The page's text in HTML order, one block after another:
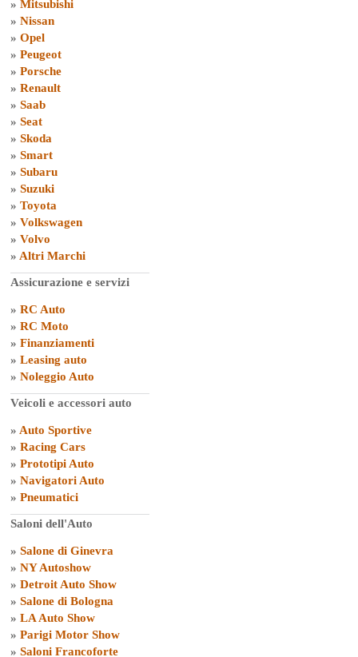
» Mitsubishi
» Nissan
» Opel
» Peugeot
» Porsche
» Renault
» Saab
» Seat
» Skoda
» Smart
» Subaru
» Suzuki
» Toyota
» Volkswagen
» Volvo
» Altri Marchi
Assicurazione e servizi
» RC Auto
» RC Moto
» Finanziamenti
» Leasing auto
» Noleggio Auto
Veicoli e accessori auto
» Auto Sportive
» Racing Cars
» Prototipi Auto
» Navigatori Auto
» Pneumatici
Saloni dell'Auto
» Salone di Ginevra
» NY Autoshow
» Detroit Auto Show
» Salone di Bologna
» LA Auto Show
» Parigi Motor Show
» Saloni Francoforte